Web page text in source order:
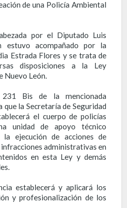
de una Policía Ambiental
por el Diputado Luis
estuvo acompañado por la
Estrada Flores y se trata de
disposiciones a la Ley
Nuevo León.
Bis de la mencionada
la Secretaría de Seguridad
el cuerpo de policías
unidad de apoyo técnico
ejecución de acciones de
administrativas en
en esta Ley y demás
establecerá y aplicará los
y profesionalización de los